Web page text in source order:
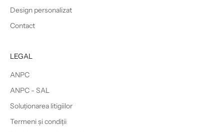
Design personalizat
Contact
LEGAL
ANPC
ANPC - SAL
Soluționarea litigiilor
Termeni și condiții